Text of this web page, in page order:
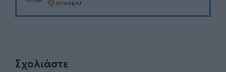
Σχολιάστε